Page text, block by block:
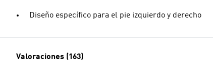
Diseño específico para el pie izquierdo y derecho
Valoraciones (163)